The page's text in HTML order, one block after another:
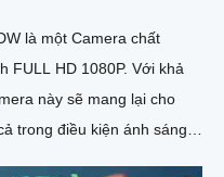
là một Camera chất
HD 1080P. Với khả
này sẽ mang lại cho
trong điều kiện ánh sáng